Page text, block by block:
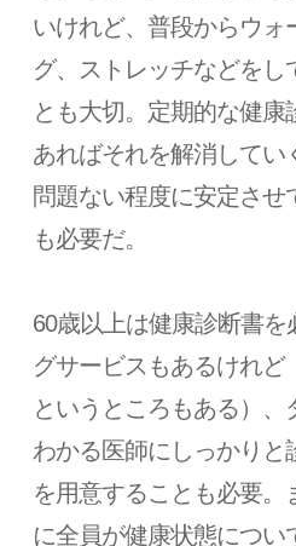
いけれど、普段からウォ
グ、ストレッチなどをし
とも大切。定期的な健康
あればそれを解消してい
問題ない程度に安定させ
も必要だ。
60歳以上は健康診断書
グサービスもあるけれど
というところもある）、
わかる医師にしっかりと
を用意することも必要。
に全員が健康状態につい